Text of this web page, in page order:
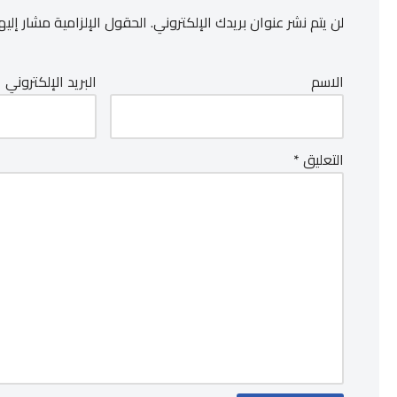
لن يتم نشر عنوان بريدك الإلكتروني.الحقول الإلزامية مشار
الاسم البريد الإلكتروني
التعليق*